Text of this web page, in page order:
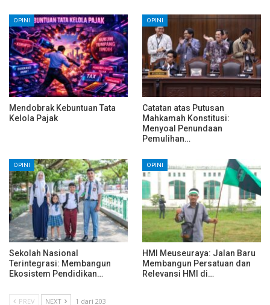
OPINI
Mendobrak Kebuntuan Tata
Kelola Pajak
OPINI
Catatan atas Putusan
Mahkamah Konstitusi:
Menyoal Penundaan
Pemulihan…
OPINI
Sekolah Nasional
Terintegrasi: Membangun
Ekosistem Pendidikan…
OPINI
HMI Meuseuraya: Jalan Baru
Membangun Persatuan dan
Relevansi HMI di…
PREV NEXT 1 dari 203